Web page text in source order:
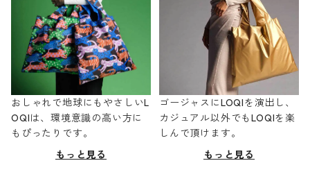
おしゃれで地球にもやさしいL
OQIは、環境意識の高い方に
もぴったりです。
もっと見る
ゴージャスにLOQIを演出し、
カジュアル以外でもLOQIを楽
しんで頂けます。
もっと見る